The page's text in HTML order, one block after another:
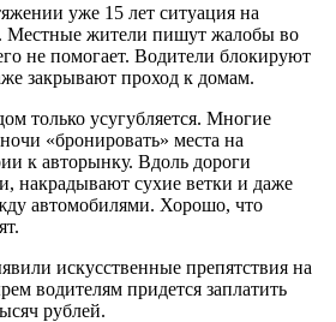
уже 15 лет ситуация на
Местные жители пишут жалобы во
не помогает. Водители блокируют
закрывают проход к домам.
только усугубляется. Многие
«бронировать» места на
к авторынку. Вдоль дороги
накрадывают сухие ветки и даже
автомобилями. Хорошо, что
искусственные препятствия на
водителям придется заплатить
рублей.